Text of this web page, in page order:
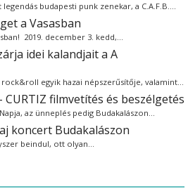
budapesti punk zenekar, a C.A.F.B.…
a Vasasban
2019. december 3. kedd,…
idei kalandjait a A
rock&roll egyik hazai népszerűsítője, valamint…
filmvetítés és beszélgetés
az ünneplés pedig Budakalászon…
koncert Budakalászon
beindul, ott olyan…